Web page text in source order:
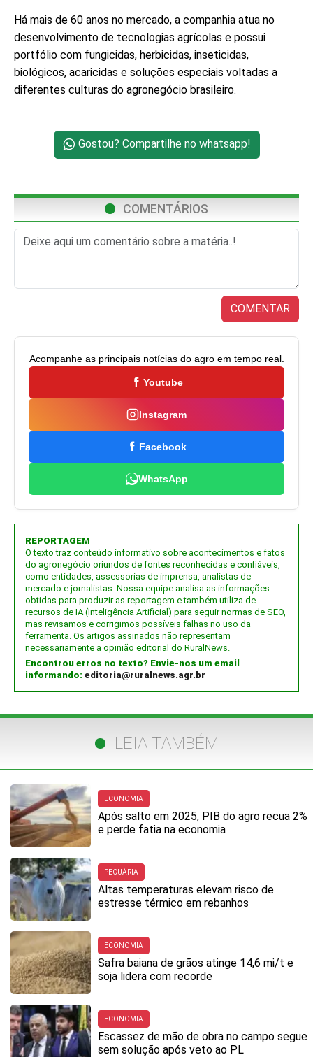
Há mais de 60 anos no mercado, a companhia atua no
desenvolvimento de tecnologias agrícolas e possui
portfólio com fungicidas, herbicidas, inseticidas,
biológicos, acaricidas e soluções especiais voltadas a
diferentes culturas do agronegócio brasileiro.
Gostou? Compartilhe no whatsapp!
COMENTÁRIOS
COMENTAR
Acompanhe as principais notícias do agro em tempo real.
Youtube
Instagram
Facebook
WhatsApp
REPORTAGEM
O texto traz conteúdo informativo sobre acontecimentos e fatos
do agronegócio oriundos de fontes reconhecidas e confiáveis,
como entidades, assessorias de imprensa, analistas de
mercado e jornalistas. Nossa equipe analisa as informações
obtidas para produzir as reportagem e também utiliza de
recursos de IA (Inteligência Artificial) para seguir normas de SEO,
mas revisamos e corrigimos possíveis falhas no uso da
ferramenta. Os artigos assinados não representam
necessariamente a opinião editorial do RuralNews.
Encontrou erros no texto? Envie-nos um email
informando: editoria@ruralnews.agr.br
LEIA TAMBÉM
ECONOMIA
Após salto em 2025, PIB do agro recua 2%
e perde fatia na economia
PECUÁRIA
Altas temperaturas elevam risco de
estresse térmico em rebanhos
ECONOMIA
Safra baiana de grãos atinge 14,6 mi/t e
soja lidera com recorde
ECONOMIA
Escassez de mão de obra no campo segue
sem solução após veto ao PL